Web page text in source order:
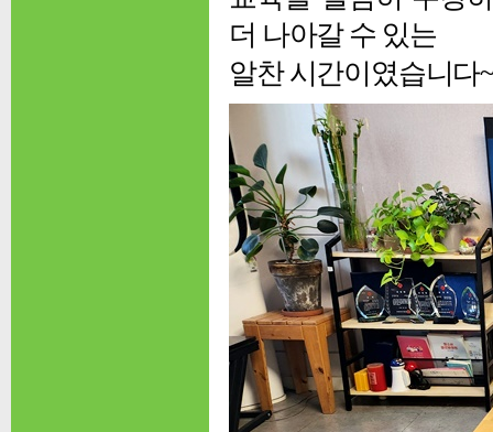
더 나아갈 수 있는
알찬 시간이였습니다